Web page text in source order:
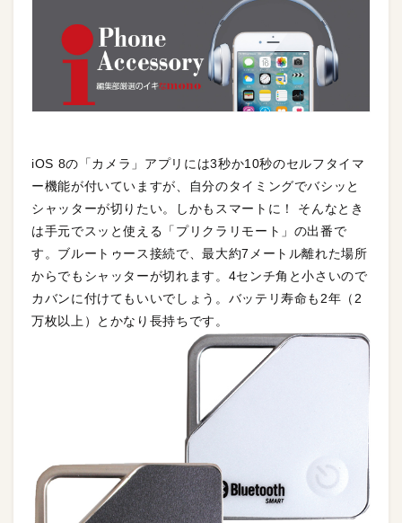
iOS 8の「カメラ」アプリには3秒か10秒のセルフタイマ
ー機能が付いていますが、自分のタイミングでバシッと
シャッターが切りたい。しかもスマートに！ そんなとき
は手元でスッと使える「プリクラリモート」の出番で
す。ブルートゥース接続で、最大約7メートル離れた場所
からでもシャッターが切れます。4センチ角と小さいので
カバンに付けてもいいでしょう。バッテリ寿命も2年（2
万枚以上）とかなり長持ちです。